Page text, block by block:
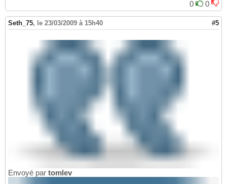
36
37
return
}
0 0
Seth_75, le 23/03/2009 à 15h40 #5
Envoyé par tomlev